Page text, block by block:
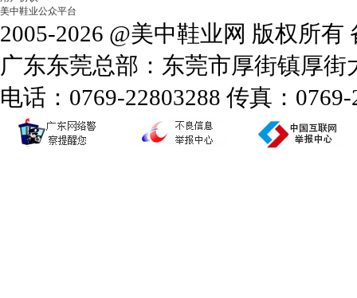
美中鞋业公众平台
2005-2026 @美中鞋业网 版权所有
广东东莞总部：东莞市厚街镇厚
电话：0769-22803288 传真：0769-